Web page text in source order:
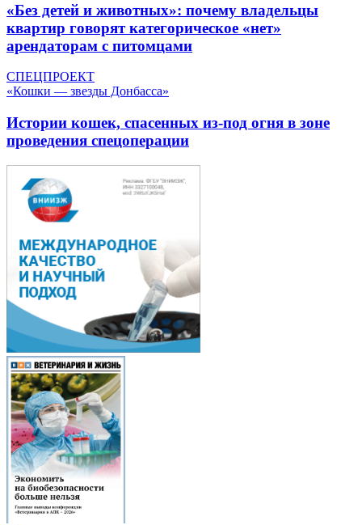
«Без детей и животных»: почему владельцы
квартир говорят категорическое «нет»
арендаторам с питомцами
СПЕЦПРОЕКТ
«Кошки — звезды Донбасса»
Истории кошек, спасенных из-под огня в зоне
проведения спецоперации